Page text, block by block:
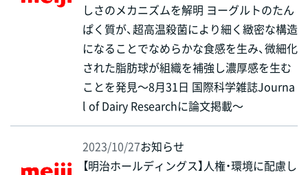
しさのメカニズムを解明 ヨーグルトのたん
ぱく質が、超高温殺菌により細く緻密な構造
になることでなめらかな食感を生み、微細化
された脂肪球が組織を補強し濃厚感を生む
ことを発見～8月31日 国際科学雑誌Journa
l of Dairy Researchに論文掲載～
2023/10/27お知らせ
【明治ホールディングス】人権・環境に配慮し